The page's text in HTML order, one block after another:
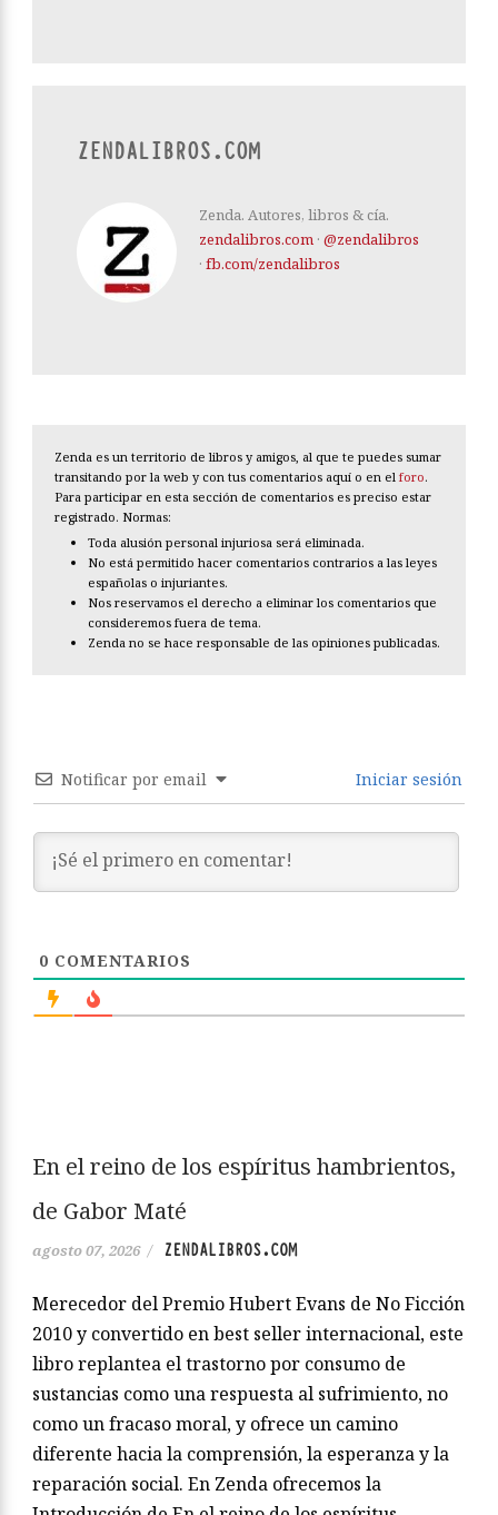
ZENDALIBROS.COM
Zenda. Autores, libros & cía.
zendalibros.com · @zendalibros
· fb.com/zendalibros
Zenda es un territorio de libros y amigos, al que te puedes sumar
transitando por la web y con tus comentarios aquí o en el foro.
Para participar en esta sección de comentarios es preciso estar
registrado. Normas:
Toda alusión personal injuriosa será eliminada.
No está permitido hacer comentarios contrarios a las leyes
españolas o injuriantes.
Nos reservamos el derecho a eliminar los comentarios que
consideremos fuera de tema.
Zenda no se hace responsable de las opiniones publicadas.
Notificar por email Iniciar sesión
0 COMENTARIOS
En el reino de los espíritus hambrientos,
de Gabor Maté
agosto 07, 2026 / ZENDALIBROS.COM
Merecedor del Premio Hubert Evans de No Ficción
2010 y convertido en best seller internacional, este
libro replantea el trastorno por consumo de
sustancias como una respuesta al sufrimiento, no
como un fracaso moral, y ofrece un camino
diferente hacia la comprensión, la esperanza y la
reparación social. En Zenda ofrecemos la